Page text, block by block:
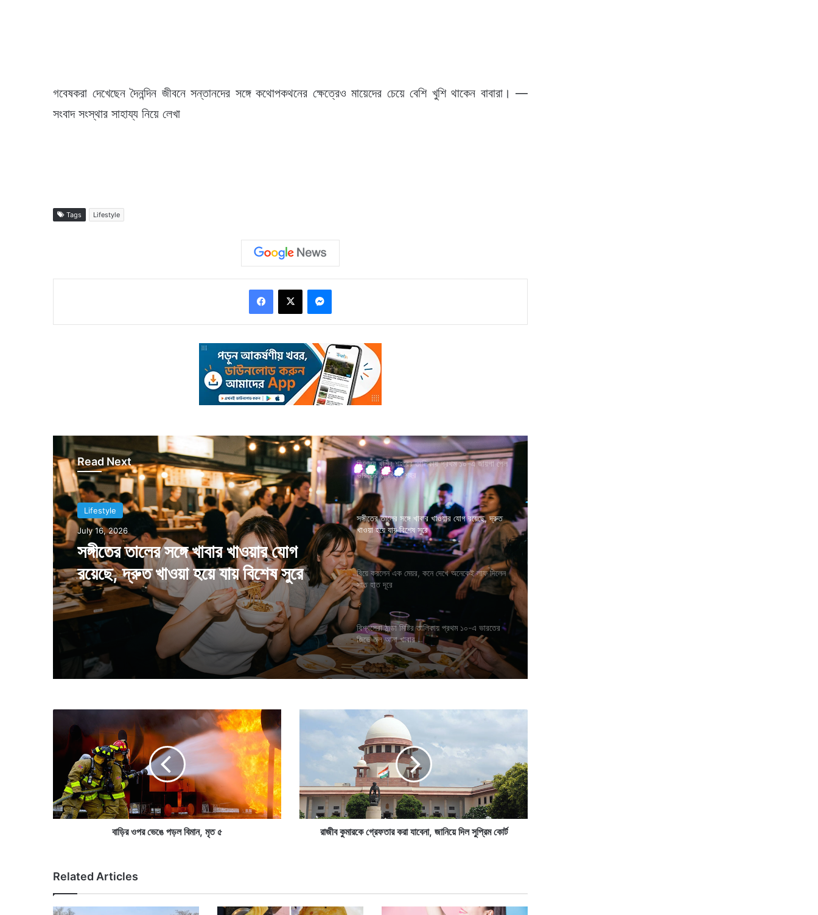
গবেষকরা দেখেছেন দৈনন্দিন জীবনে সন্তানদের সঙ্গে কথোপকথনের ক্ষেত্রেও মায়েদের চেয়ে বেশি খুশি থাকেন বাবারা। —
সংবাদ সংস্থার সাহায্য নিয়ে লেখা
Tags Lifestyle
Read Next
Lifestyle
July 5, 2026
বিয়ে করলেন এক মেয়র, কনে দেখে অনেকেই
লাফ দিলেন সাত হাত দূরে
বিশ্বের খুশির শহরের তালিকায় প্রথম ১০-এ জায়গা পেল
ভারতের জনপ্রিয় শহর
সঙ্গীতের তালের সঙ্গে খাবার খাওয়ার যোগ রয়েছে, দ্রুত
খাওয়া হয়ে যায় বিশেষ সুরে
বিয়ে করলেন এক মেয়র, কনে দেখে অনেকেই লাফ দিলেন
সাত হাত দূরে
বিশ্বসেরা ঠান্ডা মিষ্টির তালিকায় প্রথম ১০-এ ভারতের
জিভে জল আনা খাবার
ঙে
প
ন
,
মৃ
বাড়ির ওপর ভেঙে পড়ল বিমান, মৃত ৫
কে
গ্রে
ফ
বে
না
রাজীব কুমারকে গ্রেফতার করা যাবেনা, জানিয়ে দিল সুপ্রিম কোর্ট
Related Articles